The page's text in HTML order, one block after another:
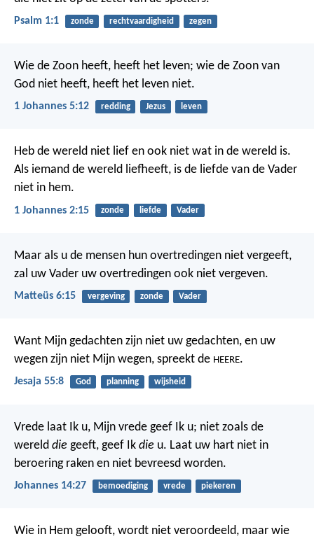
Psalm 1:1 zonde rechtvaardigheid zegen
Wie de Zoon heeft, heeft het leven; wie de Zoon van
God niet heeft, heeft het leven niet.
1 Johannes 5:12 redding Jezus leven
Heb de wereld niet lief en ook niet wat in de wereld is.
Als iemand de wereld liefheeft, is de liefde van de Vader
niet in hem.
1 Johannes 2:15 zonde liefde Vader
Maar als u de mensen hun overtredingen niet vergeeft,
zal uw Vader uw overtredingen ook niet vergeven.
Matteüs 6:15 vergeving zonde Vader
Want Mijn gedachten zijn niet uw gedachten, en uw
wegen zijn niet Mijn wegen, spreekt de HEERE.
Jesaja 55:8 God planning wijsheid
Vrede laat Ik u, Mijn vrede geef Ik u; niet zoals de
wereld die geeft, geef Ik die u. Laat uw hart niet in
beroering raken en niet bevreesd worden.
Johannes 14:27 bemoediging vrede piekeren
Wie in Hem gelooft, wordt niet veroordeeld, maar wie